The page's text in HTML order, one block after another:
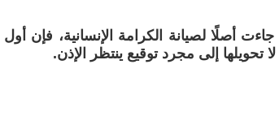
أصلًا لصيانة الكرامة الإنسانية، فإن
لا تحويلها إلى مجرد توقيع ينتظر الإذن.